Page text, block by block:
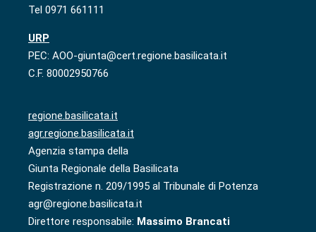
Tel 0971 661111
URP
PEC: AOO-giunta@cert.regione.basilicata.it
C.F. 80002950766
regione.basilicata.it
agr.regione.basilicata.it
Agenzia stampa della
Giunta Regionale della Basilicata
Registrazione n. 209/1995 al Tribunale di Potenza
agr@regione.basilicata.it
Direttore responsabile: Massimo Brancati